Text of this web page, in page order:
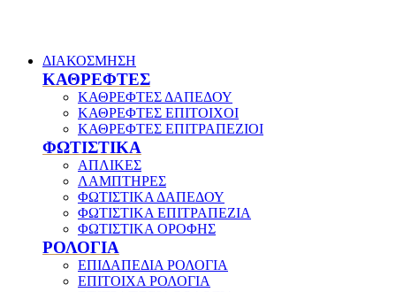
ΔΙΑΚΟΣΜΗΣΗ
ΚΑΘΡΕΦΤΕΣ
ΚΑΘΡΕΦΤΕΣ ΔΑΠΕΔΟΥ
ΚΑΘΡΕΦΤΕΣ ΕΠΙΤΟΙΧΟΙ
ΚΑΘΡΕΦΤΕΣ ΕΠΙΤΡΑΠΕΖΙΟΙ
ΦΩΤΙΣΤΙΚΑ
ΑΠΛΙΚΕΣ
ΛΑΜΠΤΗΡΕΣ
ΦΩΤΙΣΤΙΚΑ ΔΑΠΕΔΟΥ
ΦΩΤΙΣΤΙΚΑ ΕΠΙΤΡΑΠΕΖΙΑ
ΦΩΤΙΣΤΙΚΑ ΟΡΟΦΗΣ
ΡΟΛΟΓΙΑ
ΕΠΙΔΑΠΕΔΙΑ ΡΟΛΟΓΙΑ
ΕΠΙΤΟΙΧΑ ΡΟΛΟΓΙΑ